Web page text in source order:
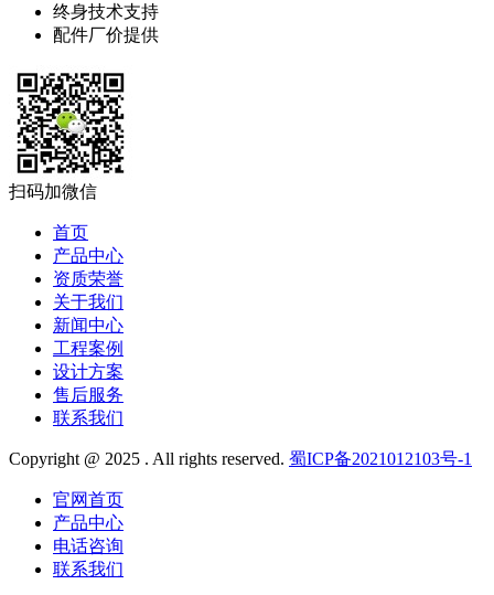
终身技术支持
配件厂价提供
扫码加微信
首页
产品中心
资质荣誉
关于我们
新闻中心
工程案例
设计方案
售后服务
联系我们
Copyright @ 2025 . All rights reserved. 蜀ICP备2021012103号-1
官网首页
产品中心
电话咨询
联系我们